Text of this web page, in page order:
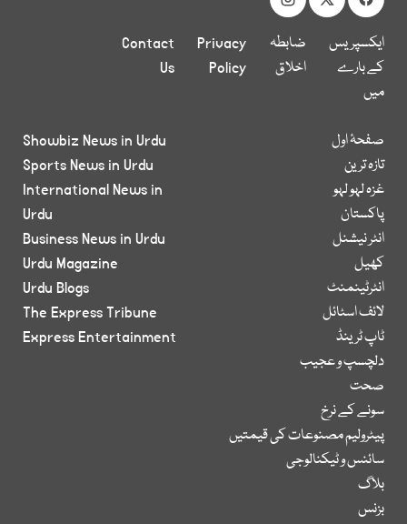
ایکسپریس
کے بارے
میں
ضابطہ
اخلاق
Privacy
Policy
Contact
Us
صفحۂ اول
تازہ ترین
غزہ لہو لہو
پاکستان
انٹر نیشنل
کھیل
انٹرٹینمنٹ
لائف اسٹائل
ٹاپ ٹرینڈ
دلچسپ و عجیب
صحت
سونے کے نرخ
پیٹرولیم مصنوعات کی قیمتیں
سائنس و ٹیکنالوجی
بلاگ
بزنس
Showbiz News in Urdu
Sports News in Urdu
International News in
Urdu
Business News in Urdu
Urdu Magazine
Urdu Blogs
The Express Tribune
Express Entertainment